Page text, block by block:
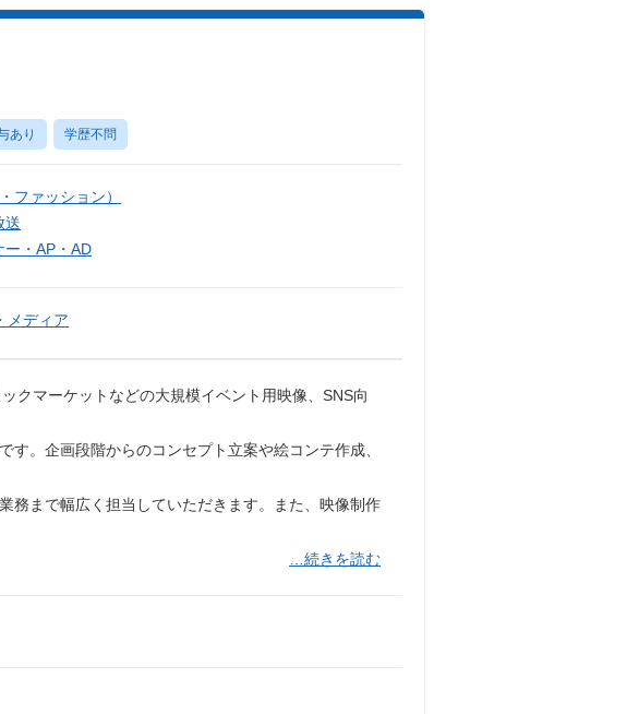
あり 学歴不問
ファッション）
送
ー・AP・AD
メディア
クマーケットなどの大規模イベント用映像、SNS向
す。企画段階からのコンセプト立案や絵コンテ作成、
務まで幅広く担当していただきます。また、映像制作
…続きを読む